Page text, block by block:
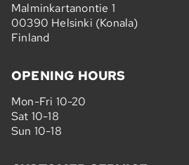
Malminkartanontie 1
00390 Helsinki (Konala)
Finland
OPENING HOURS
Mon-Fri 10-20
Sat 10-18
Sun 10-18